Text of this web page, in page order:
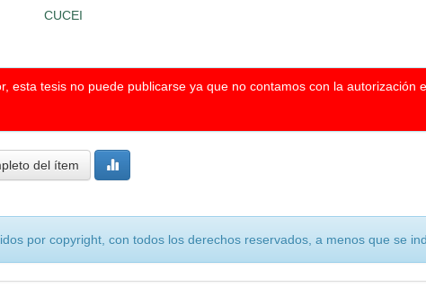
CUCEI
esta tesis no puede publicarse ya que no contamos con la
del ítem
por copyright, con todos los derechos reservados, a menos que se